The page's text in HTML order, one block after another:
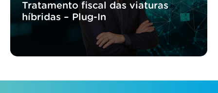
Tratamento fiscal das viaturas
híbridas – Plug-In